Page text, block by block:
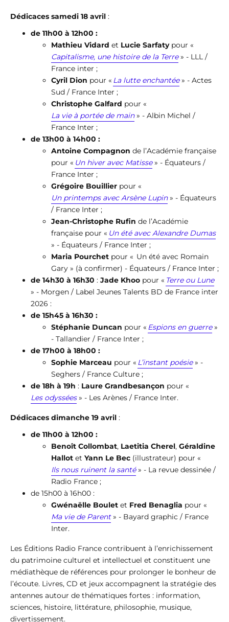
Dédicaces samedi 18 avril :
de 11h00 à 12h00 :
Mathieu Vidard et Lucie Sarfaty pour «
Capitalisme, une histoire de la Terre» - LLL /
France inter ;
Cyril Dion pour « La lutte enchantée» - Actes
Sud / France Inter ;
Christophe Galfard pour «
La vie à portée de main» - Albin Michel /
France Inter ;
de 13h00 à 14h00 :
Antoine Compagnon de l’Académie française
pour « Un hiver avec Matisse» - Équateurs /
France Inter ;
Grégoire Bouillier pour «
Un printemps avec Arsène Lupin» - Équateurs
/ France Inter ;
Jean-Christophe Rufin de l’Académie
française pour « Un été avec Alexandre Dumas
» - Équateurs / France Inter ;
Maria Pourchet pour « Un été avec Romain
Gary » (à confirmer) - Équateurs / France Inter ;
de 14h30 à 16h30 : Jade Khoo pour « Terre ou Lune
» - Morgen / Label Jeunes Talents BD de France inter
2026 :
de 15h45 à 16h30 :
Stéphanie Duncan pour « Espions en guerre»
- Tallandier / France Inter ;
de 17h00 à 18h00 :
Sophie Marceau pour « L’instant poésie» -
Seghers / France Culture ;
de 18h à 19h : Laure Grandbesançon pour «
Les odyssées» - Les Arènes / France Inter.
Dédicaces dimanche 19 avril :
de 11h00 à 12h00 :
Benoît Collombat, Laetitia Cherel, Géraldine
Hallot et Yann Le Bec (illustrateur) pour «
Ils nous ruinent la santé» - La revue dessinée /
Radio France ;
de 15h00 à 16h00 :
Gwénaëlle Boulet et Fred Benaglia pour «
Ma vie de Parent» - Bayard graphic / France
Inter.
Les Éditions Radio France contribuent à l’enrichissement
du patrimoine culturel et intellectuel et constituent une
médiathèque de références pour prolonger le bonheur de
l’écoute. Livres, CD et jeux accompagnent la stratégie des
antennes autour de thématiques fortes : information,
sciences, histoire, littérature, philosophie, musique,
divertissement.